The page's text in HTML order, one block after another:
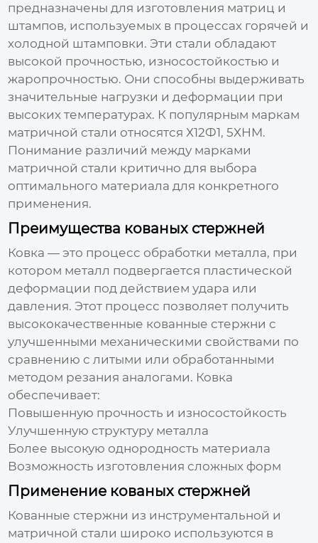
предназначены для изготовления матриц и
штампов, используемых в процессах горячей и
холодной штамповки. Эти стали обладают
высокой прочностью, износостойкостью и
жаропрочностью. Они способны выдерживать
значительные нагрузки и деформации при
высоких температурах. К популярным маркам
матричной стали относятся Х12Ф1, 5ХНМ.
Понимание различий между марками
матричной стали критично для выбора
оптимального материала для конкретного
применения.
Преимущества кованых стержней
Ковка — это процесс обработки металла, при
котором металл подвергается пластической
деформации под действием удара или
давления. Этот процесс позволяет получить
высококачественные кованные стержни с
улучшенными механическими свойствами по
сравнению с литыми или обработанными
методом резания аналогами. Ковка
обеспечивает:
Повышенную прочность и износостойкость
Улучшенную структуру металла
Более высокую однородность материала
Возможность изготовления сложных форм
Применение кованых стержней
Кованные стержни из инструментальной и
матричной стали широко используются в